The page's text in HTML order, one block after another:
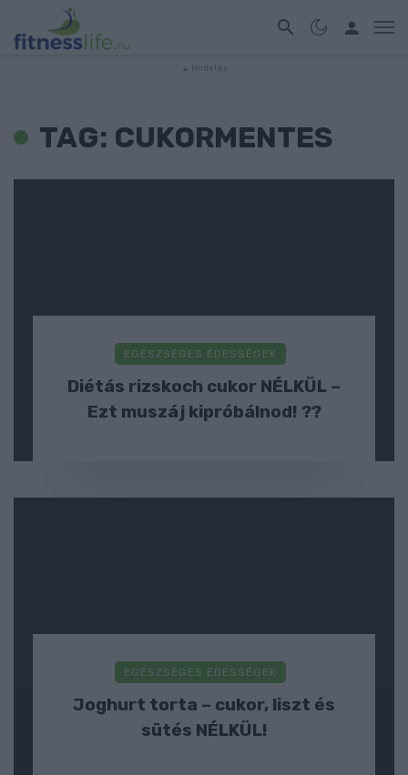
TAG: CUKORMENTES
EGÉSZSÉGES ÉDESSÉGEK
Diétás rizskoch cukor NÉLKÜL –
Ezt muszáj kipróbálnod! ??
EGÉSZSÉGES ÉDESSÉGEK
Joghurt torta – cukor, liszt és
sütés NÉLKÜL!